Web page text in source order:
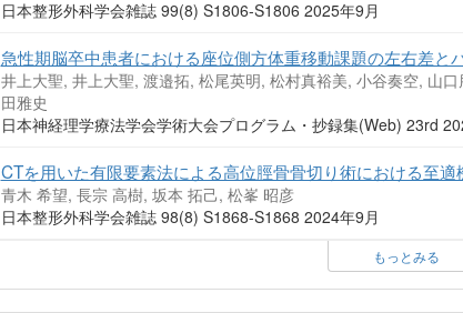
日本整形外科学会雑誌 99(8) S1806-S1806 2025年9月
急性期脳卒中患者における座位側方体重移動課題の左右差と
井上大聖, 井上大聖, 渡邉拓, 松尾英明, 松村真裕美, 小谷奏空, 山
田雅史
日本神経理学療法学会学術大会プログラム・抄録集(Web) 23rd
CTを用いた有限要素法による高位脛骨骨切り術における至適
青木 希望, 長宗 高樹, 坂本 拓己, 松峯 昭彦
日本整形外科学会雑誌 98(8) S1868-S1868 2024年9月
もっとみる